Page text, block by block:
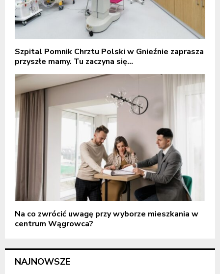
Szpital Pomnik Chrztu Polski w Gnieźnie zaprasza
przyszłe mamy. Tu zaczyna się...
Na co zwrócić uwagę przy wyborze mieszkania w
centrum Wągrowca?
NAJNOWSZE